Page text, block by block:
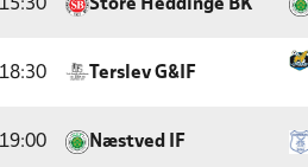
15:30 Store Heddinge BK
18:30 Terslev G&IF
19:00 Næstved IF